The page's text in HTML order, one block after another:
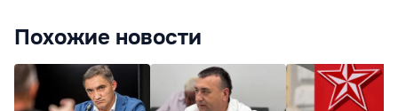
Похожие новости